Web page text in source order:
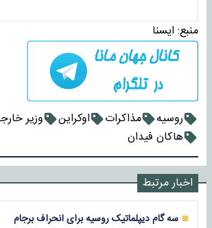
منبع: ايسنا
روسیه مذاکرات اوکراین
وزیر
هاکان فیدان
اخبار مرتبط
سه گام دیپلماتیک روسیه برای انحراف برجام